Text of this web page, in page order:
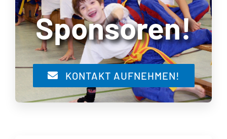
Sponsoren!
KONTAKT AUFNEHMEN!